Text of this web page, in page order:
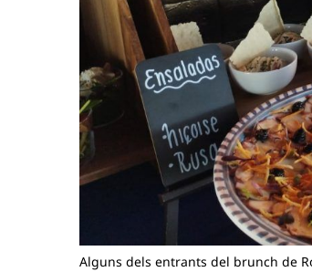
Alguns dels entrants del brunch de